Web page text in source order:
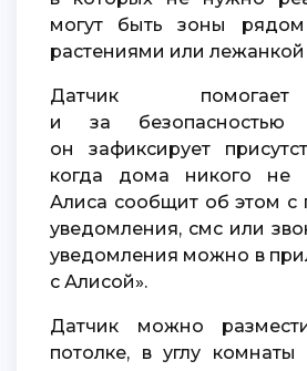
могут быть зоны
растениями или лежанкой
Датчик помогает следить
и за безопасностью
он зафиксирует
когда дома никого не
Алиса сообщит об этом
уведомления, смс или
уведомления можно в
с Алисой».
Датчик можно разместить на стене,
потолке, в углу